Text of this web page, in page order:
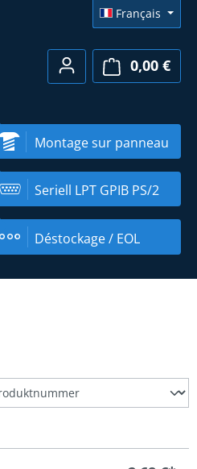
Français
0,00 €Le
Montage sur panneau
Seriell LPT GPIB PS/2
Déstockage / EOL